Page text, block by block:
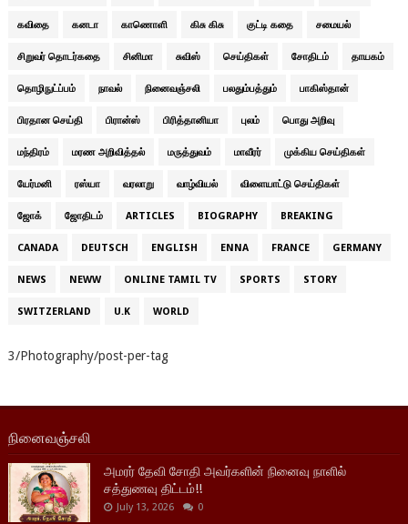
கவிதை கனடா காணொளி கிசு கிசு குட்டி கதை சமையல்
சிறுவர் தொடர்கதை சினிமா சுவிஸ் செய்திகள் சோதிடம் தாயகம்
தொழிநுட்ப்பம் நாவல் நினைவஞ்சலி பலதும்பத்தும் பாகிஸ்தான்
பிரதான செய்தி பிரான்ஸ் பிரித்தானியா புலம் பொது அறிவு
மந்திரம் மரண அறிவித்தல் மருத்துவம் மாவீரர் முக்கிய செய்திகள்
யேர்மனி ரஸ்யா வரலாறு வாழ்வியல் விளையாட்டு செய்திகள்
ஜோக் ஜோதிடம் ARTICLES BIOGRAPHY BREAKING
CANADA DEUTSCH ENGLISH ENNA FRANCE GERMANY
NEWS NEWW ONLINE TAMIL TV SPORTS STORY
SWITZERLAND U.K WORLD
3/Photography/post-per-tag
நினைவஞ்சலி
அமரர் தேவி சோதி அவர்களின் நினைவு நாளில்
சத்துணவு திட்டம்!!
July 13, 2026 0